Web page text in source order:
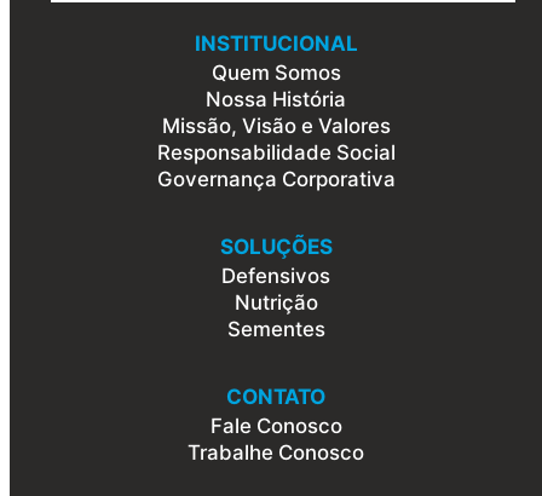
INSTITUCIONAL
Quem Somos
Nossa História
Missão, Visão e Valores
Responsabilidade Social
Governança Corporativa
SOLUÇÕES
Defensivos
Nutrição
Sementes
CONTATO
Fale Conosco
Trabalhe Conosco